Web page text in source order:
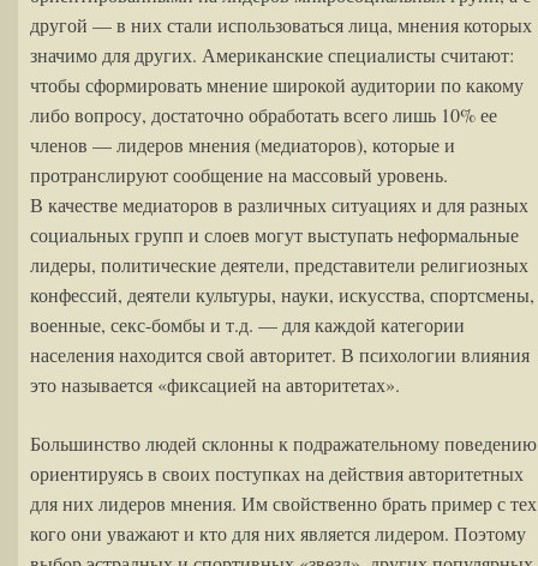
другой — в них стали использоваться лица, мнения которых
значимо для других. Американские специалисты считают:
чтобы сформировать мнение широкой аудитории по какому
либо вопросу, достаточно обработать всего лишь 10% ее
членов — лидеров мнения (медиаторов), которые и
протранслируют сообщение на массовый уровень.
В качестве медиаторов в различных ситуациях и для разных
социальных групп и слоев могут выступать неформальные
лидеры, политические деятели, представители религиозных
конфессий, деятели культуры, науки, искусства, спортсмены,
военные, секс-бомбы и т.д. — для каждой категории
населения находится свой авторитет. В психологии влияния
это называется «фиксацией на авторитетах».
Большинство людей склонны к подражательному
ориентируясь в своих поступках на действия авторитетных
для них лидеров мнения. Им свойственно брать пример с
кого они уважают и кто для них является лидером. Поэтому